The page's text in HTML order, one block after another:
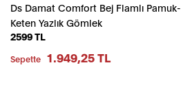
Ds Damat Comfort Bej Flamlı Pamuk-
Keten Yazlık Gömlek
2599 TL
Sepette 1.949,25 TL